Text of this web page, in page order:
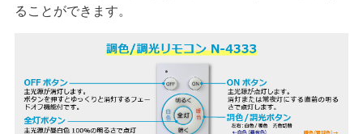
ることができます。